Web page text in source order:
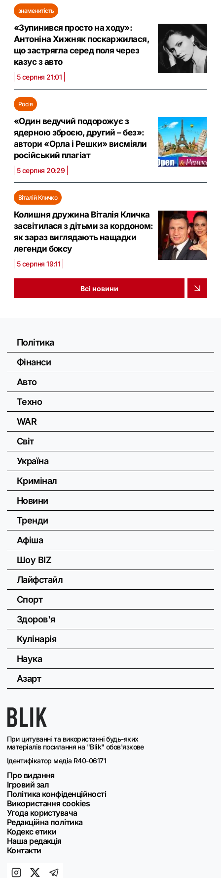
знаменитість
«Зупинився просто на ходу»:
Антоніна Хижняк поскаржилася,
що застрягла серед поля через
казус з авто
5 серпня 21:01
Росія
«Один ведучий подорожує з
ядерною зброєю, другий – без»:
автори «Орла і Решки» висміяли
російський плагіат
5 серпня 20:29
Віталій Кличко
Колишня дружина Віталія Кличка
засвітилася з дітьми за кордоном:
як зараз виглядають нащадки
легенди боксу
5 серпня 19:11
Всі новини
При цитуванні та використанні будь-яких
матеріалів посилання на "Blik" обов'язкове
Ідентифікатор медіа R40-06171
Про видання
Ігровий зал
Політика конфіденційності
Використання cookies
Угода користувача
Редакційна політика
Кодекс етики
Наша редакція
Контакти
Політика
Фінанси
Авто
Техно
WAR
Світ
Україна
Кримінал
Новини
Тренди
Афіша
Шоу BIZ
Лайфстайл
Спорт
Здоров'я
Кулінарія
Наука
Азарт